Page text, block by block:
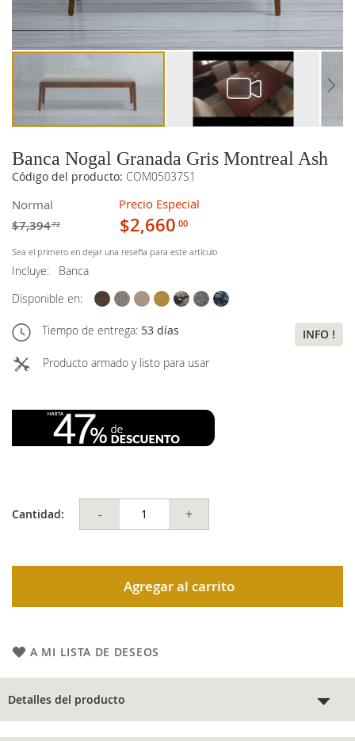
Banca Nogal Granada Gris Montreal Ash
Código del producto: COM05037S1
Normal
$7,394.72
Precio Especial
$2,660.00
Sea el primero en dejar una reseña para este artículo
Incluye:
Banca
Disponible en:
Tiempo de entrega: 53 días
INFO !
Producto armado y listo para usar
Cantidad: - +
Agregar al carrito
A MI LISTA DE DESEOS
Detalles del producto
imágenes
imágenes